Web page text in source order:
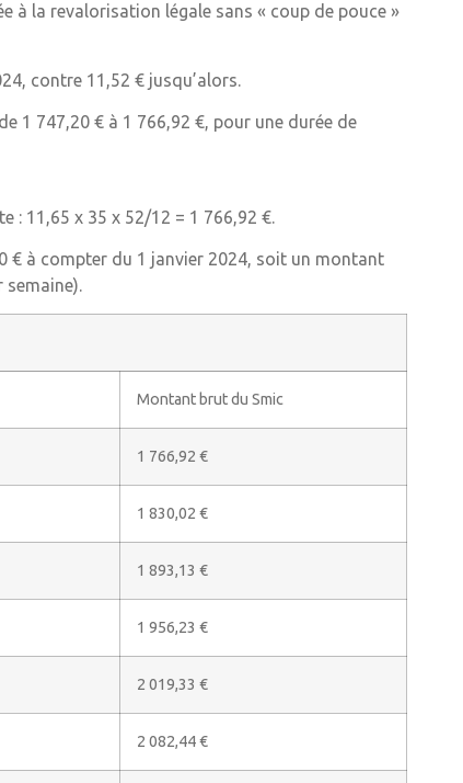
à la revalorisation légale sans « coup de pouce »
contre 11,52 € jusqu’alors.
1 747,20 € à 1 766,92 €, pour une durée de
: 11,65 x 35 x 52/12 = 1 766,92 €.
€ à compter du 1 janvier 2024, soit un montant
semaine).
Montant brut du Smic
1 766,92 €
1 830,02 €
1 893,13 €
1 956,23 €
2 019,33 €
2 082,44 €